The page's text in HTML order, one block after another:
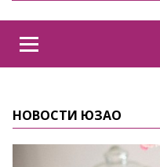
НОВОСТИ ЮЗАО